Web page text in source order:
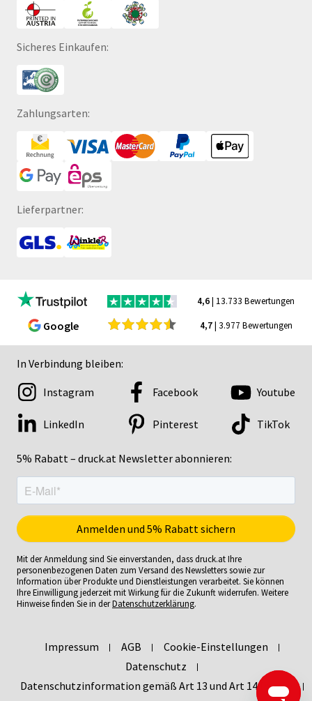
Sicheres Einkaufen:
Zahlungsarten:
Lieferpartner:
4,6| 13.733 Bewertungen
Google 4,7| 3.977 Bewertungen
In Verbindung bleiben:
5% Rabatt – druck.at Newsletter abonnieren:
Instagram Facebook Youtube
LinkedIn Pinterest TikTok
Mit der Anmeldung sind Sie einverstanden, dass druck.at Ihre
personenbezogenen Daten zum Versand des Newsletters sowie zur
Information über Produkte und Dienstleistungen verarbeitet. Sie können
Ihre Einwilligung jederzeit mit Wirkung für die Zukunft widerrufen. Weitere
Hinweise finden Sie in derDatenschutzerklärung.
Impressum AGB
Cookie-Einstellungen
Datenschutz
Datenschutzinformation gemäß Art 13 und Art 14 DSGVO